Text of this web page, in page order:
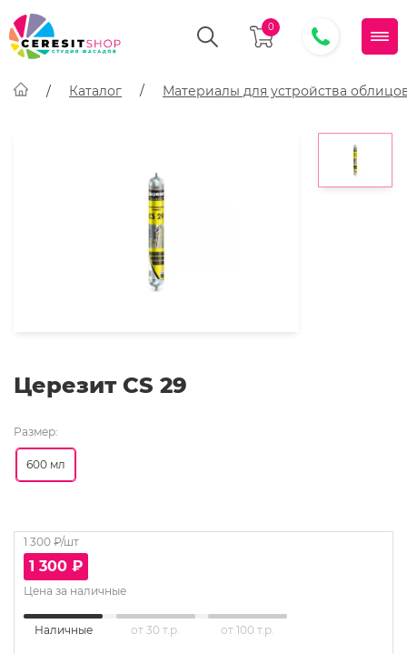
0
Каталог Материалы для устройства
Церезит CS 29
Размер:
600 мл
1 300 ₽/шт
1 300 ₽
Цена за наличные
Наличные от 30 т.р. от 100 т.р.